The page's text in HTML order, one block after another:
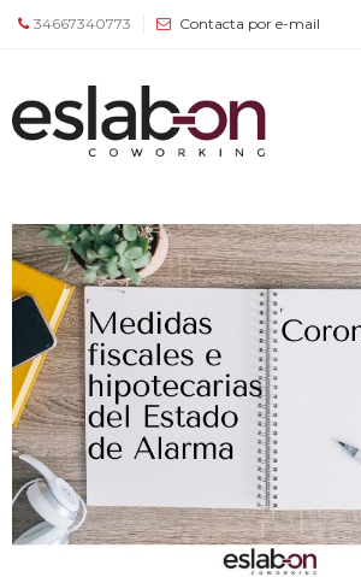
34667340773 Contacta por e-mail
Quiénes
somos
Tour
Tarifas
y
servicios
Agenda